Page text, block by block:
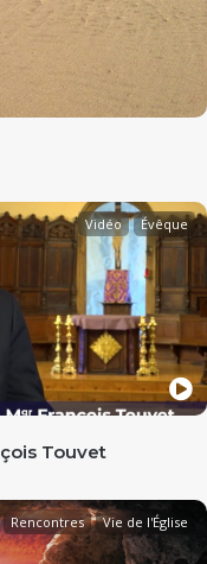
Vidéo Évêque
Touvet
Rencontres Vie de l'Église